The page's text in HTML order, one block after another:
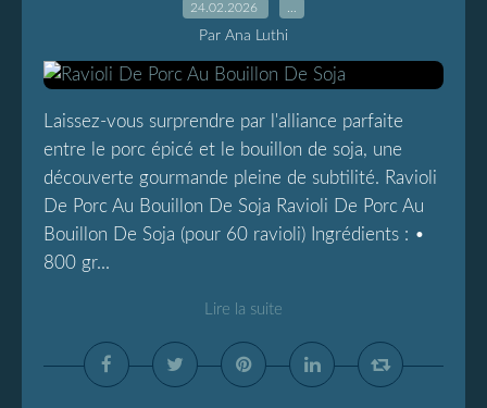
24.02.2026
Par Ana Luthi
Laissez-vous surprendre par l'alliance parfaite
entre le porc épicé et le bouillon de soja, une
découverte gourmande pleine de subtilité. Ravioli
De Porc Au Bouillon De Soja Ravioli De Porc Au
Bouillon De Soja (pour 60 ravioli) Ingrédients : •
800 gr...
Lire la suite